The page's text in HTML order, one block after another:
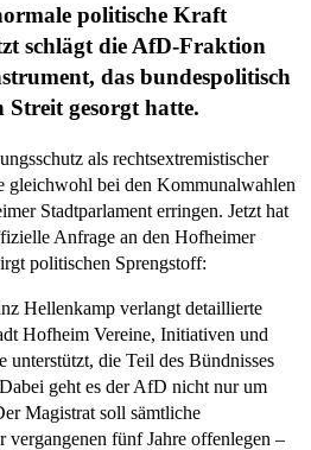
politische Kraft
schlägt die AfD-Fraktion
das bundespolitisch
Streit gesorgt hatte.
als rechtsextremistischer
gleichwohl bei den Kommunalwahlen
Stadtparlament erringen. Jetzt hat
Anfrage an den Hofheimer
politischen Sprengstoff:
Hellenkamp verlangt detaillierte
Hofheim Vereine, Initiativen und
die Teil des Bündnisses
geht es der AfD nicht nur um
Magistrat soll sämtliche
vergangenen fünf Jahre offenlegen –